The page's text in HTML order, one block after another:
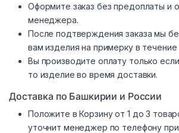
Оформите заказ без предоплаты и
менеджера.
После подтверждения заказа мы
вам изделия на примерку в течение
Вы производите оплату только
то изделие во время доставки.
Доставка по Башкирии и России
Положите в Корзину от 1 до 3
уточнит менеджер по телефону